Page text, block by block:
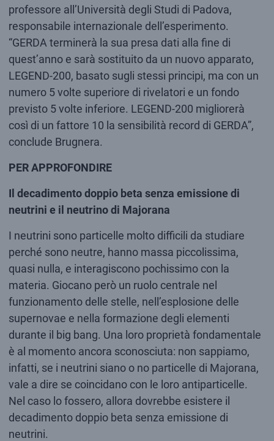
professore all’Università degli Studi di Padova,
responsabile internazionale dell’esperimento.
“GERDA terminerà la sua presa dati alla fine di
quest’anno e sarà sostituito da un nuovo apparato,
LEGEND-200, basato sugli stessi principi, ma con un
numero 5 volte superiore di rivelatori e un fondo
previsto 5 volte inferiore. LEGEND-200 migliorerà
così di un fattore 10 la sensibilità record di GERDA”,
conclude Brugnera.
PER APPROFONDIRE
Il decadimento doppio beta senza emissione di
neutrini e il neutrino di Majorana
I neutrini sono particelle molto difficili da studiare
perché sono neutre, hanno massa piccolissima,
quasi nulla, e interagiscono pochissimo con la
materia. Giocano però un ruolo centrale nel
funzionamento delle stelle, nell’esplosione delle
supernovae e nella formazione degli elementi
durante il big bang. Una loro proprietà fondamentale
è al momento ancora sconosciuta: non sappiamo,
infatti, se i neutrini siano o no particelle di Majorana,
vale a dire se coincidano con le loro antiparticelle.
Nel caso lo fossero, allora dovrebbe esistere il
decadimento doppio beta senza emissione di
neutrini.